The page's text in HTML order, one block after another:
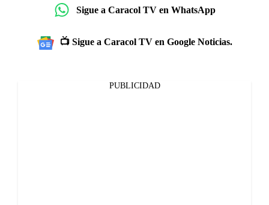
Sigue a Caracol TV en WhatsApp
📺 Sigue a Caracol TV en Google Noticias.
PUBLICIDAD